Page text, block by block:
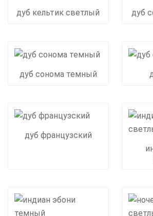
дуб кельтик светлый дуб
дуб сонома темный
дуб французский